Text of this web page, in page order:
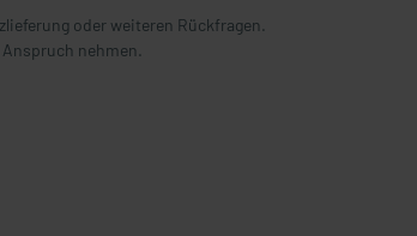
oder weiteren Rückfragen.
nehmen.